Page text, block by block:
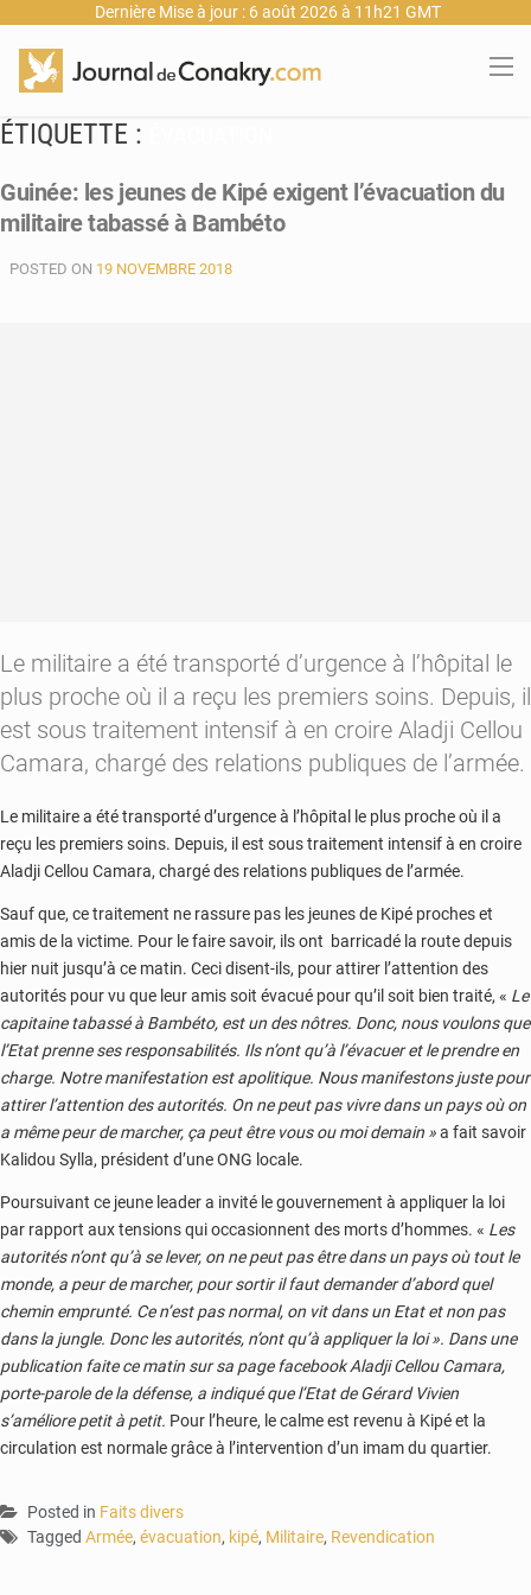
Dernière Mise à jour : 6 août 2026 à 11h21 GMT
ÉTIQUETTE :
Guinée: les jeunes de Kipé exigent l’évacuation du
militaire tabassé à Bambéto
POSTED ON 19 NOVEMBRE 2018
Le militaire a été transporté d’urgence à l’hôpital le
plus proche où il a reçu les premiers soins. Depuis, il
est sous traitement intensif à en croire Aladji Cellou
Camara, chargé des relations publiques de l’armée.
Le militaire a été transporté d’urgence à l’hôpital le plus proche où il a
reçu les premiers soins. Depuis, il est sous traitement intensif à en croire
Aladji Cellou Camara, chargé des relations publiques de l’armée.
Sauf que, ce traitement ne rassure pas les jeunes de Kipé proches et
amis de la victime. Pour le faire savoir, ils ont barricadé la route depuis
hier nuit jusqu’à ce matin. Ceci disent-ils, pour attirer l’attention des
autorités pour vu que leur amis soit évacué pour qu’il soit bien traité, « Le
capitaine tabassé à Bambéto, est un des nôtres. Donc, nous voulons que
l’Etat prenne ses responsabilités. Ils n’ont qu’à l’évacuer et le prendre en
charge. Notre manifestation est apolitique. Nous manifestons juste pour
attirer l’attention des autorités. On ne peut pas vivre dans un pays où on
a même peur de marcher, ça peut être vous ou moi demain »a fait savoir
Kalidou Sylla, président d’une ONG locale.
Poursuivant ce jeune leader a invité le gouvernement à appliquer la loi
par rapport aux tensions qui occasionnent des morts d’hommes. « Les
autorités n’ont qu’à se lever, on ne peut pas être dans un pays où tout le
monde, a peur de marcher, pour sortir il faut demander d’abord quel
chemin emprunté. Ce n’est pas normal, on vit dans un Etat et non pas
dans la jungle. Donc les autorités, n’ont qu’à appliquer la loi ». Dans une
publication faite ce matin sur sa page facebook Aladji Cellou Camara,
porte-parole de la défense, a indiqué que l’Etat de Gérard Vivien
s’améliore petit à petit. Pour l’heure, le calme est revenu à Kipé et la
circulation est normale grâce à l’intervention d’un imam du quartier.
Posted in Faits divers
Tagged Armée, évacuation, kipé, Militaire, Revendication